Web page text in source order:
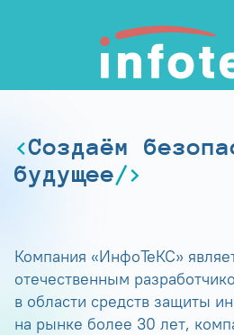
Создаём
будущее
Компания «ИнфоТеКС»
отечественным
в области средств защиты
на рынке более 30 лет,